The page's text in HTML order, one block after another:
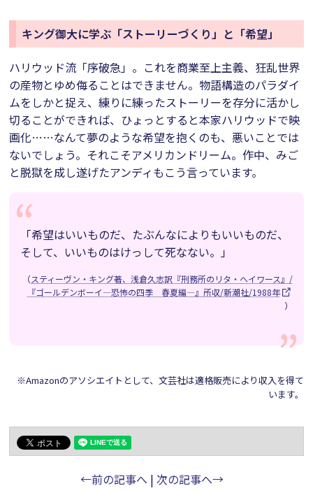
キング御大に学ぶ「ストーリーづくり」と「希望」
ハリウッド流「序破急」。これを商業至上主義、狂乱世界
の産物とゆめ侮ることはできません。物語構造のパラダイ
ムをしかと捉え、練りに練ったストーリーを存分に活かし
切ることができれば、ひょっとすると本家ハリウッドで映
画化……なんて夢のような希望を抱くのも、悪いことでは
ないでしょう。それこそアメリカンドリーム。作中、みご
と脱獄を成し遂げたアンディもこう言っています。
「希望はいいものだ、たぶんなによりもいいものだ、
そして、いいものはけっして死なない。」
（スティーヴン・キング著、浅倉久志訳『刑務所のリタ・ヘイワース』/
『ゴールデンボーイ―恐怖の四季 春夏編―』所収/新潮社/1988年
）
※Amazonのアソシエイトとして、文芸社は適格販売により収入を得て
います。
←前の記事へ | 次の記事へ→